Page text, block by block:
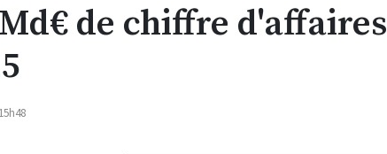
de chiffre d'affaires